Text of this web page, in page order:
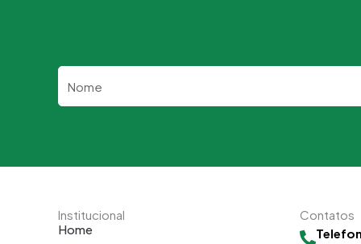
Institucional
Home
Contatos